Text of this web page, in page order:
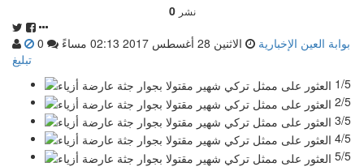
0 نشر
بوابة العين الإخبارية الاثنين 28 أغسطس 2017 02:13 مساءً
تبليغ
1/5
2/5
3/5
4/5
5/5